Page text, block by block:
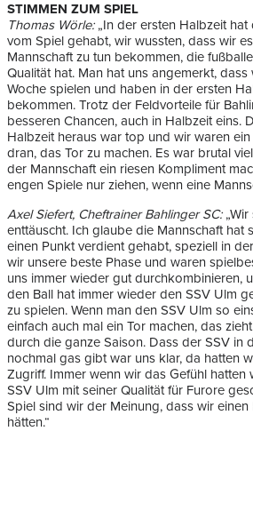
STIMMEN ZUM SPIEL
Thomas Wörle:„In der ersten Halbzeit hat
vom Spiel gehabt, wir wussten, dass wir
Mannschaft zu tun bekommen, die
Qualität hat. Man hat uns angemerkt,
Woche spielen und haben in der ersten
bekommen. Trotz der Feldvorteile für
besseren Chancen, auch in Halbzeit eins.
Halbzeit heraus war top und wir waren
dran, das Tor zu machen. Es war brutal
der Mannschaft ein riesen Kompliment
engen Spiele nur ziehen, wenn eine
Axel Siefert, Cheftrainer Bahlinger SC:„Wir
enttäuscht. Ich glaube die Mannschaft hat
einen Punkt verdient gehabt, speziell in
wir unsere beste Phase und waren
uns immer wieder gut durchkombinieren,
den Ball hat immer wieder den SSV Ulm
zu spielen. Wenn man den SSV Ulm so
einfach auch mal ein Tor machen, das
durch die ganze Saison. Dass der SSV in
nochmal gas gibt war uns klar, da hatten
Zugriff. Immer wenn wir das Gefühl hatten
SSV Ulm mit seiner Qualität für Furore
Spiel sind wir der Meinung, dass wir
hätten.“